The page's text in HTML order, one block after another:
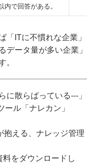
内で回答がある。
「ITに不慣れな企業」
データ量が多い企業」
。
に散らばっている---」
ール「ナレカン」
抱える、ナレッジ管理
をダウンロードし